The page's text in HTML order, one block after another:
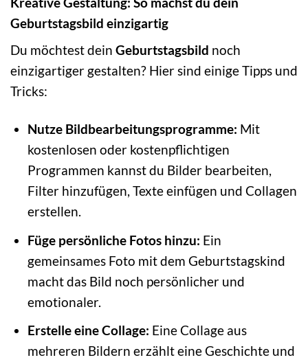
Geburtstagsbild einzigartig
Du möchtest dein Geburtstagsbild noch
einzigartiger gestalten? Hier sind einige Tipps und
Tricks:
Nutze Bildbearbeitungsprogramme: Mit
kostenlosen oder kostenpflichtigen
Programmen kannst du Bilder bearbeiten,
Filter hinzufügen, Texte einfügen und Collagen
erstellen.
Füge persönliche Fotos hinzu: Ein
gemeinsames Foto mit dem Geburtstagskind
macht das Bild noch persönlicher und
emotionaler.
Erstelle eine Collage: Eine Collage aus
mehreren Bildern erzählt eine Geschichte und